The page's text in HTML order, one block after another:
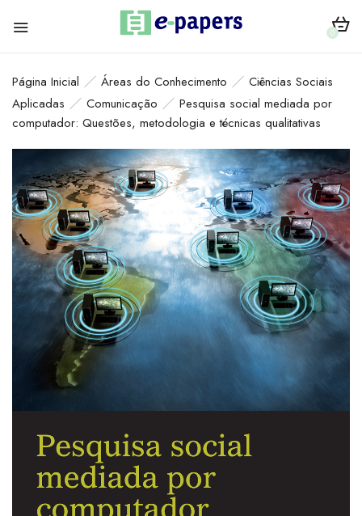
0
Página Inicial Áreas do Conhecimento
Ciências Sociais
Aplicadas
Comunicação
Pesquisa social mediada por
computador: Questões, metodologia e técnicas qualitativas